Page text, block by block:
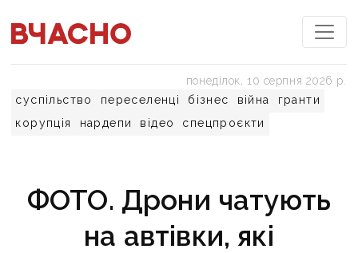
суспільство переселенці бізнес війна
гранти
корупція
нардепи відео спецпроєкти
понеділок, 10 серпня 2026 р.
ФОТО. Дрони чатують
на автівки, які